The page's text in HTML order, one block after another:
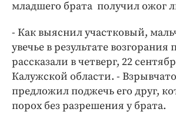
младшего брата получил ожог
- Как выяснил участковый,
увечье в результате возгорания
рассказали в четверг, 22
Калужской области. -
предложил поджечь его друг,
порох без разрешения у брата.